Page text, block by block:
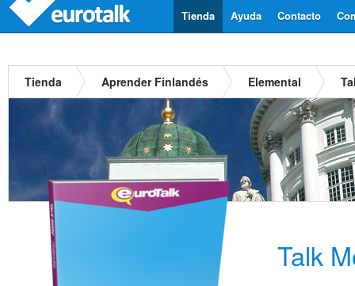
Contacto
Ayuda
Tienda
Tienda Aprender Finlandés Elemental
Talk